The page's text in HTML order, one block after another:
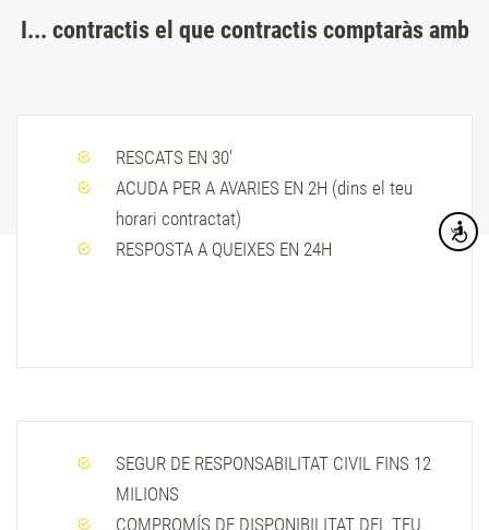
I... contractis el que contractis comptaràs amb
RESCATS EN 30'
ACUDA PER A AVARIES EN 2H (dins el teu
horari contractat)
RESPOSTA A QUEIXES EN 24H
SEGUR DE RESPONSABILITAT CIVIL FINS 12
MILIONS
COMPROMÍS DE DISPONIBILITAT DEL TEU